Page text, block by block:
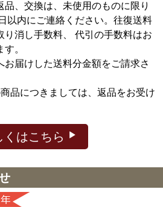
品、交換は、未使用のものに限り
以内にご連絡ください。往復送料
り消し手数料、 代引の手数料はお
。
お届けした送料分金額をご請求さ
品につきましては、返品をお受け
くはこちら